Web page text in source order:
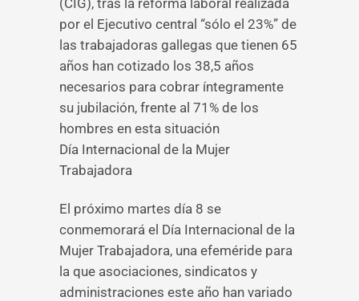
(CIG), tras la reforma laboral realizada
por el Ejecutivo central “sólo el 23%” de
las trabajadoras gallegas que tienen 65
años han cotizado los 38,5 años
necesarios para cobrar íntegramente
su jubilación, frente al 71% de los
hombres en esta situación
Día Internacional de la Mujer
Trabajadora
El próximo martes día 8 se
conmemorará el Día Internacional de la
Mujer Trabajadora, una efeméride para
la que asociaciones, sindicatos y
administraciones este año han variado